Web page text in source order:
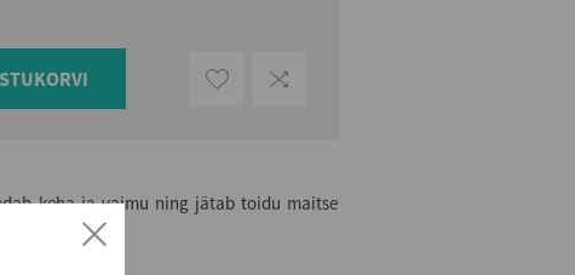
keha ja vaimu ning jätab toidu maitse